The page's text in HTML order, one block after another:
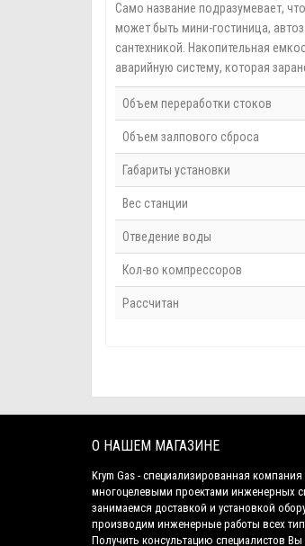
Само название подразумевает,
может быть мини-гостиница,
сантехникой. Накопительная
аварийную систему, которая
Объем переработки стоков
Объем залпового сброса
Габариты установки
Вес станции
Отведение воды
Кол-во компрессоров
Рассчитан
О НАШЕМ МАГАЗИНЕ
Krym Gas - специализированная компания
многоцелевыми проектами инженерных
занимаемся доставкой и установкой
производим инженерные работы всех
Получить консультацию специалистов